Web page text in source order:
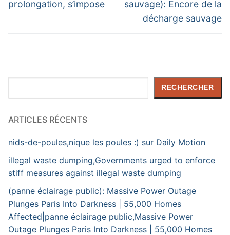
l’article
prolongation, s’impose
sauvage): Encore de la
décharge sauvage
RECHERCHER
ARTICLES RÉCENTS
nids-de-poules,nique les poules :) sur Daily Motion
illegal waste dumping,Governments urged to enforce
stiff measures against illegal waste dumping
(panne éclairage public): Massive Power Outage
Plunges Paris Into Darkness | 55,000 Homes
Affected|panne éclairage public,Massive Power
Outage Plunges Paris Into Darkness | 55,000 Homes